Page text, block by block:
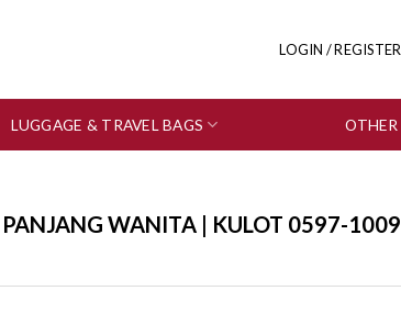
LOGIN / REGISTER
LUGGAGE & TRAVEL BAGS OTHER
WANITA | KULOT 0597-1009